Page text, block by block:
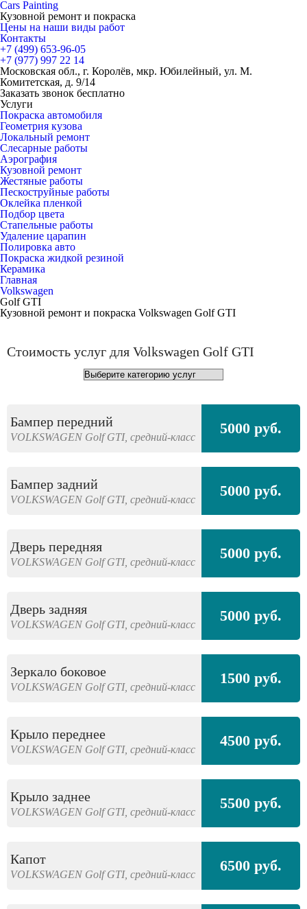
Cars Painting
Кузовной ремонт и покраска
Цены на наши виды работ
Контакты
+7 (499) 653-96-05
+7 (977) 997 22 14
Московская обл., г. Королёв, мкр. Юбилейный, ул. М.
Комитетская, д. 9/14
Заказать звонок бесплатно
Услуги
Покраска автомобиля
Геометрия кузова
Локальный ремонт
Слесарные работы
Аэрография
Кузовной ремонт
Жестяные работы
Пескоструйные работы
Оклейка пленкой
Подбор цвета
Стапельные работы
Удаление царапин
Полировка авто
Покраска жидкой резиной
Керамика
Главная
Volkswagen
Golf GTI
Кузовной ремонт и покраска Volkswagen Golf GTI
Стоимость услуг для Volkswagen Golf GTI
Бампер передний
VOLKSWAGEN Golf GTI, средний-класс 5000 руб.
Бампер задний
VOLKSWAGEN Golf GTI, средний-класс 5000 руб.
Дверь передняя
VOLKSWAGEN Golf GTI, средний-класс 5000 руб.
Дверь задняя
VOLKSWAGEN Golf GTI, средний-класс 5000 руб.
Зеркало боковое
VOLKSWAGEN Golf GTI, средний-класс 1500 руб.
Крыло переднее
VOLKSWAGEN Golf GTI, средний-класс 4500 руб.
Крыло заднее
VOLKSWAGEN Golf GTI, средний-класс 5500 руб.
Капот
VOLKSWAGEN Golf GTI, средний-класс 6500 руб.